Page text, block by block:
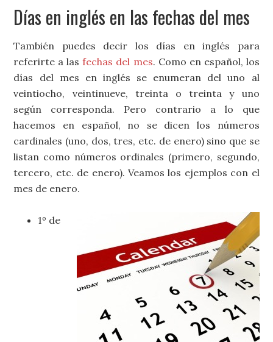
Días en inglés en las fechas del mes
También puedes decir los días en inglés para
referirte a lasfechas del mes. Como en español, los
días del mes en inglés se enumeran del uno al
veintiocho, veintinueve, treinta o treinta y uno
según corresponda. Pero contrario a lo que
hacemos en español, no se dicen los números
cardinales (uno, dos, tres, etc. de enero) sino que se
listan como números ordinales (primero, segundo,
tercero, etc. de enero). Veamos los ejemplos con el
mes de enero.
1º de